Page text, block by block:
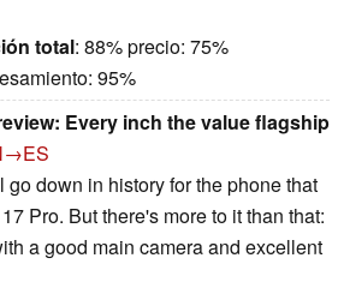
total: 88% precio: 75%
95%
Every inch the value flagship
down in history for the phone that
Pro. But there's more to it than that:
a good main camera and excellent